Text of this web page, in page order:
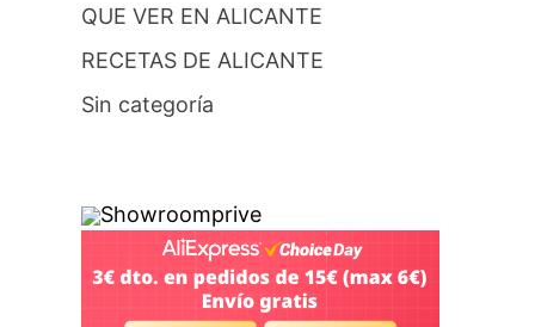
QUE VER EN ALICANTE
RECETAS DE ALICANTE
Sin categoría
Showroomprive